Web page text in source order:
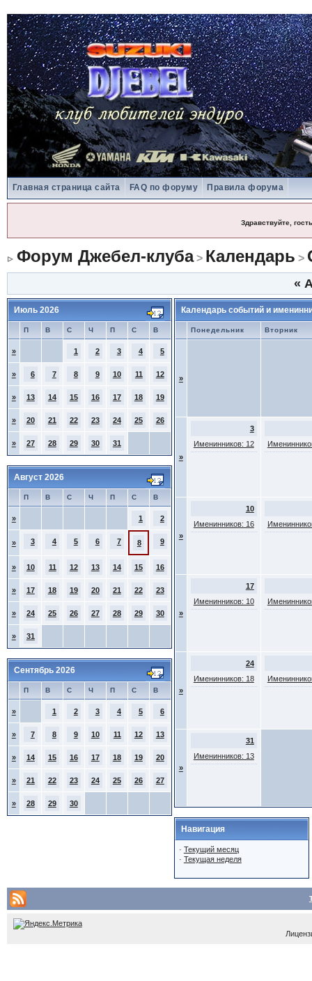
Главная страница сайта FAQ по форуму Правила форума
Здравствуйте, гость
Форум Джебел-клуба> Календарь >
«
Июль 2026
П В С Ч П С В
» 1 2 3 4 5
» 6 7 8 9 10 11 12
» 13 14 15 16 17 18 19
» 20 21 22 23 24 25 26
» 27 28 29 30 31
Август 2026
П В С Ч П С В
» 1 2
» 3 4 5 6 7 8 9
» 10 11 12 13 14 15 16
» 17 18 19 20 21 22 23
» 24 25 26 27 28 29 30
» 31
Сентябрь 2026
П В С Ч П С В
» 1 2 3 4 5 6
» 7 8 9 10 11 12 13
» 14 15 16 17 18 19 20
» 21 22 23 24 25 26 27
» 28 29 30
Календарь событий и
Понедельник Вторник
»
»
3
Именинников: 12
»
10
Именинников: 16
»
17
Именинников: 10
»
24
Именинников: 18
»
31
Именинников: 13
Навигация
· Текущий месяц
· Текущая неделя